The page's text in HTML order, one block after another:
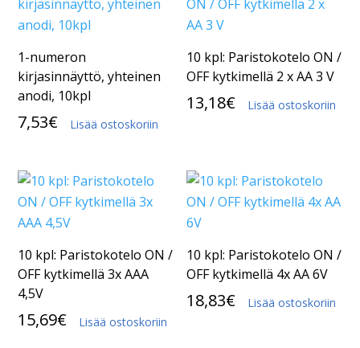
1-numeron
kirjasinnäyttö, yhteinen
anodi, 10kpl
7,53€ Lisää ostoskoriin
10 kpl: Paristokotelo ON /
OFF kytkimellä 2 x AA 3 V
13,18€ Lisää ostoskoriin
10 kpl: Paristokotelo ON /
OFF kytkimellä 3x AAA
4,5V
15,69€ Lisää ostoskoriin
10 kpl: Paristokotelo ON /
OFF kytkimellä 4x AA 6V
18,83€ Lisää ostoskoriin